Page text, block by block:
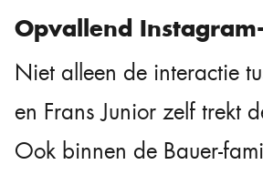
Opvallend
Niet alleen de interactie
en Frans Junior zelf trekt
Ook binnen de Bauer-